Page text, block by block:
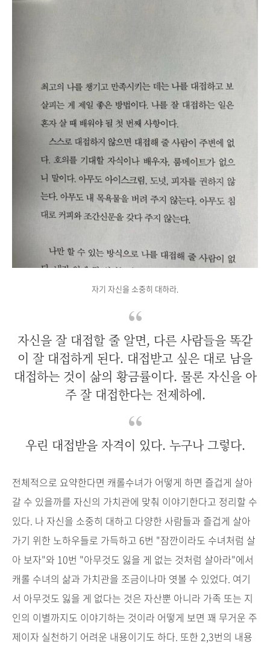
자기 자신을 소중히 대하라.
자신을 잘 대접할 줄 알면, 다른 사람들을 똑같
이 잘 대접하게 된다. 대접받고 싶은 대로 남을
대접하는 것이 삶의 황금률이다. 물론 자신을 아
주 잘 대접한다는 전제하에.
우린 대접받을 자격이 있다. 누구나 그렇다.
전체적으로 요약한다면 캐롤수녀가 어떻게 하면 즐겁게 살아
갈 수 있을까를 자신의 가치관에 맞춰 이야기한다고 정리할 수
있다. 나 자신을 소중히 대하고 다양한 사람들과 즐겁게 살아
가기 위한 노하우들로 가득하고 6번 "잠깐이라도 수녀처럼 살
아 보자"와 10번 "아무것도 잃을 게 없는 것처럼 살아라"에서
캐롤 수녀의 삶과 가치관을 조금이나마 엿볼 수 있었다. 여기
서 아무것도 잃을 게 없다는 것은 자산뿐 아니라 가족 또는 지
인의 이별까지도 이야기하는 것이라 어떻게 보면 꽤 무거운 주
제이자 실천하기 어려운 내용이기도 하다. 또한 2,3번의 내용